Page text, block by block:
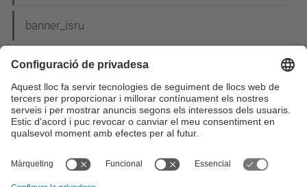
banner_isru
PandGlogo3
siemens3
BBVA3